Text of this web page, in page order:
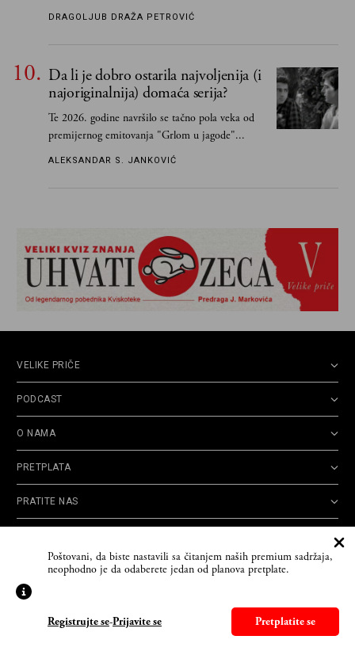
čim je stigao kući pozvao Vojkana
DRAGOLJUB DRAŽA PETROVIĆ
Da li je dobro ostarila najvoljenija (i
najoriginalnija) domaća serija?
Te 2026. godine navršilo se tačno pola veka od
premijernog emitovanja "Grlom u jagode"...
ALEKSANDAR S. JANKOVIĆ
Poštovani, da biste nastavili sa čitanjem naših premium sadržaja,
neophodno je da odaberete jedan od planova pretplate.
Registrujte se-Prijavite se Pretplatite se
VELIKE PRIČE
PODCAST
O NAMA
PRETPLATA
PRATITE NAS
privatnosti
korišćenja
reklamacija
Policy
Velike priče
- TCT News and Entertainment - Sva prava zadržana. Developed